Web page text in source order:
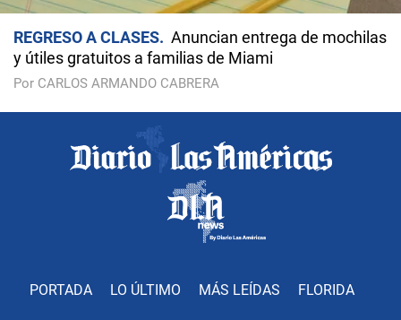
REGRESO A CLASES
Anuncian entrega de mochilas
y útiles gratuitos a familias de Miami
Por CARLOS ARMANDO CABRERA
PORTADA LO ÚLTIMO MÁS LEÍDAS FLORIDA